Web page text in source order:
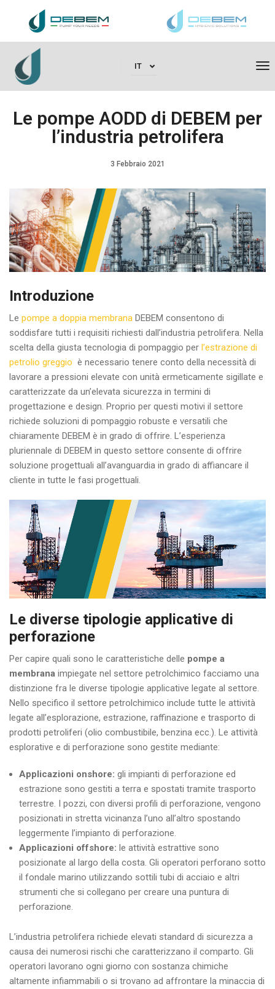
IT
Le pompe AODD di DEBEM per
l’industria petrolifera
3 Febbraio 2021
Introduzione
Le pompe a doppia membrana DEBEM consentono di
soddisfare tutti i requisiti richiesti dall’industria petrolifera. Nella
scelta della giusta tecnologia di pompaggio per l’estrazione di
petrolio greggio è necessario tenere conto della necessità di
lavorare a pressioni elevate con unità ermeticamente sigillate e
caratterizzate da un’elevata sicurezza in termini di
progettazione e design. Proprio per questi motivi il settore
richiede soluzioni di pompaggio robuste e versatili che
chiaramente DEBEM è in grado di offrire. L’esperienza
pluriennale di DEBEM in questo settore consente di offrire
soluzione progettuali all’avanguardia in grado di affiancare il
cliente in tutte le fasi progettuali.
Le diverse tipologie applicative di
perforazione
Per capire quali sono le caratteristiche delle pompe a
membrana impiegate nel settore petrolchimico facciamo una
distinzione fra le diverse tipologie applicative legate al settore.
Nello specifico il settore petrolchimico include tutte le attività
legate all’esplorazione, estrazione, raffinazione e trasporto di
prodotti petroliferi (olio combustibile, benzina ecc.). Le attività
esplorative e di perforazione sono gestite mediante:
Applicazioni onshore: gli impianti di perforazione ed
estrazione sono gestiti a terra e spostati tramite trasporto
terrestre. I pozzi, con diversi profili di perforazione, vengono
posizionati in stretta vicinanza l’uno all’altro spostando
leggermente l’impianto di perforazione.
Applicazioni offshore: le attività estrattive sono
posizionate al largo della costa. Gli operatori perforano sotto
il fondale marino utilizzando sottili tubi di acciaio e altri
strumenti che si collegano per creare una puntura di
perforazione.
L’industria petrolifera richiede elevati standard di sicurezza a
causa dei numerosi rischi che caratterizzano il comparto. Gli
operatori lavorano ogni giorno con sostanza chimiche
altamente infiammabili o si trovano ad affrontare la minaccia di